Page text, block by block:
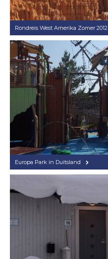
Rondreis West Amerika Zomer 2012
Europa Park in Duitsland